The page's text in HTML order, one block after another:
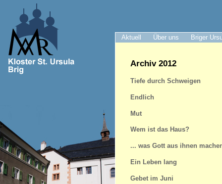
Aktuell Über uns Briger
Archiv 2012
Tiefe durch Schweigen
Endlich
Mut
Wem ist das Haus?
... was Gott aus ihnen
Ein Leben lang
Gebet im Juni